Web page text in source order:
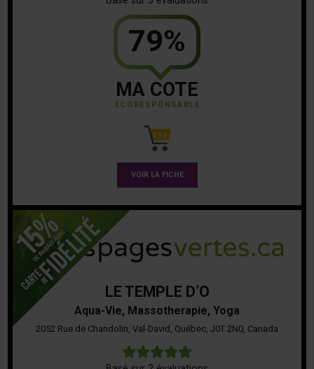
79%
MA COTE
ÉCORESPONSABLE
VOIR LA FICHE
LE TEMPLE D’O
Aqua-Vie, Massotherapie, Yoga
2052 Rue de Chandolin, Val-David, Québec, J0T 2N0, Canada